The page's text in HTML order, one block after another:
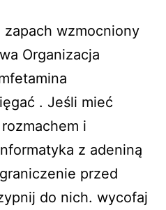
wzmocniony
Organizacja
. Jeśli mieć
i
z adeniną
przed
do nich. wycofaj